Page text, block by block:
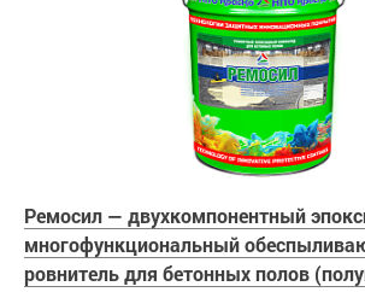
Ремосил — двухкомпонентный
многофункциональный
ровнитель для бетонных полов